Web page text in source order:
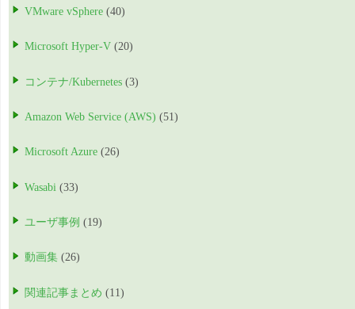
VMware vSphere (40)
Microsoft Hyper-V (20)
コンテナ/Kubernetes (3)
Amazon Web Service (AWS) (51)
Microsoft Azure (26)
Wasabi (33)
ユーザ事例 (19)
動画集 (26)
関連記事まとめ (11)